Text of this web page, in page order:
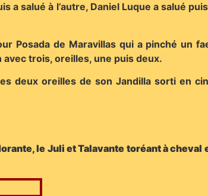
a salué à l’autre, Daniel Luque a salué
Posada de Maravillas qui a pinché un
trois, oreilles, une puis deux.
deux oreilles de son Jandilla sorti en
le Juli et Talavante toréant à cheval